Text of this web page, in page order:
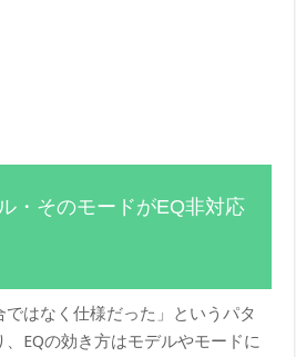
・そのモードがEQ非対応
はなく仕様だった」というパタ
EQの効き方はモデルやモードに